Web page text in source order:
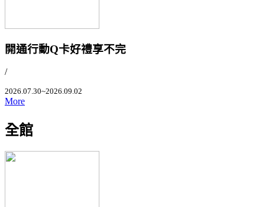
開通行動Q卡好禮享不完
/
2026.07.30~2026.09.02
More
全館